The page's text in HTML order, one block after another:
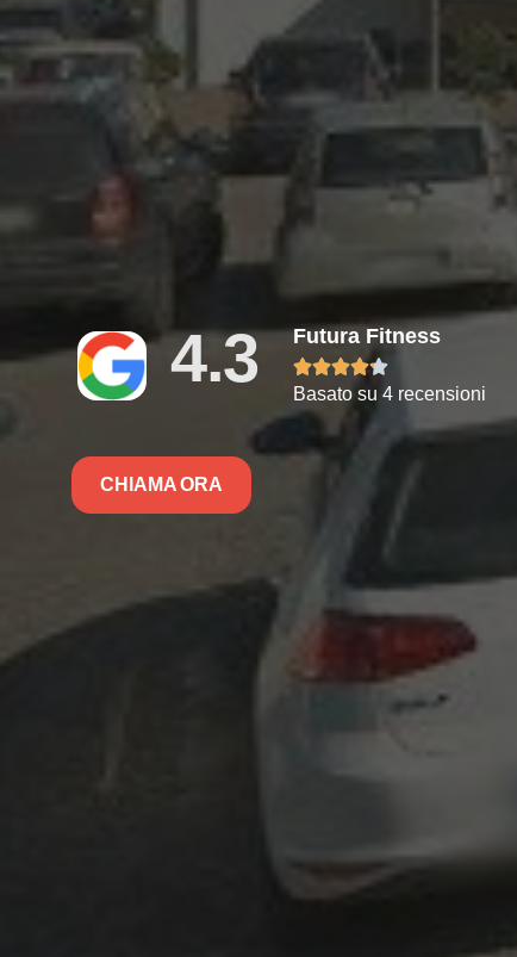
4.3 Futura Fitness

Basato su 4 recensioni
CHIAMA ORA